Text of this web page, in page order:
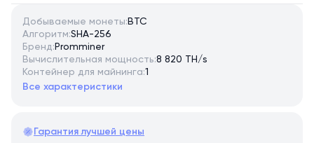
Добываемые монеты: BTC
Алгоритм:SHA-256
Бренд: Promminer
Вычислительная мощность:8 820 TH/s
Контейнер для майнинга:1
Все характеристики
Гарантия лучшей цены